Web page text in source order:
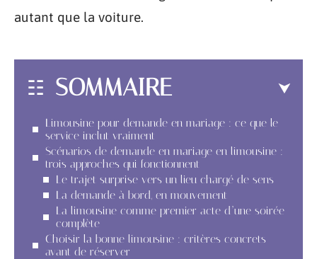
autant que la voiture.
SOMMAIRE
Limousine pour demande en mariage : ce que le
service inclut vraiment
Scénarios de demande en mariage en limousine :
trois approches qui fonctionnent
Le trajet surprise vers un lieu chargé de sens
La demande à bord, en mouvement
La limousine comme premier acte d’une soirée
complète
Choisir la bonne limousine : critères concrets
avant de réserver